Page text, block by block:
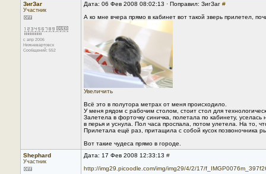
ЗигЗаг
Участник
с апр 2006
Нижневартовск
Сообщений: 552
Дата: 06 Фев 2008 08:02:13 · Поправил: ЗигЗаг #
А ко мне вчера прямо в кабинет вот такой зверь прилетел,
Увеличить
Всё это в полутора метрах от меня происходило.
У меня рядом с рабочим столом, стоит стол для
Залетела в форточку синичка, полетала по кабинету,
в перья и уснула. Пол часа проспала, потом улетела. На то,
Прилетала ещё раз, притащила с собой кусок позвоночника
Вот такие чудеса прямо в городе.
Shephard
Участник
Дата: 17 Фев 2008 12:33:13 #
http://img29.picoodle.com/img/img29/4/2/17/